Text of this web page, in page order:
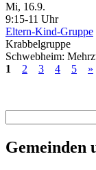
Mi, 16.9.
9:15-11 Uhr
Eltern-Kind-Gruppe
Krabbelgruppe
Schwebheim:
1
2 3 4 5 »
Gemeinden